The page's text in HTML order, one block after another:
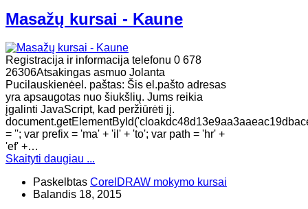
Masažų kursai - Kaune
Registracija ir informacija telefonu 0 678
26306Atsakingas asmuo Jolanta
Pucilauskienėel. paštas: Šis el.pašto adresas
yra apsaugotas nuo šiukšlių. Jums reikia
įgalinti JavaScript, kad peržiūrėti jį.
= ''; var prefix = 'ma' + 'il' + 'to'; var path = 'hr' +
'ef' +…
Skaityti daugiau ...
Paskelbtas CorelDRAW mokymo kursai
Balandis 18, 2015